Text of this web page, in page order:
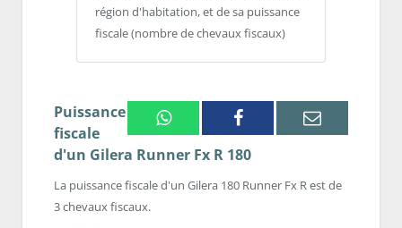
région d'habitation, et de sa puissance
fiscale (nombre de chevaux fiscaux)
WhatsappFacebook Email
Puissance
fiscale
d'un Gilera Runner Fx R 180
La puissance fiscale d'un Gilera 180 Runner Fx R est de
3 chevaux fiscaux.